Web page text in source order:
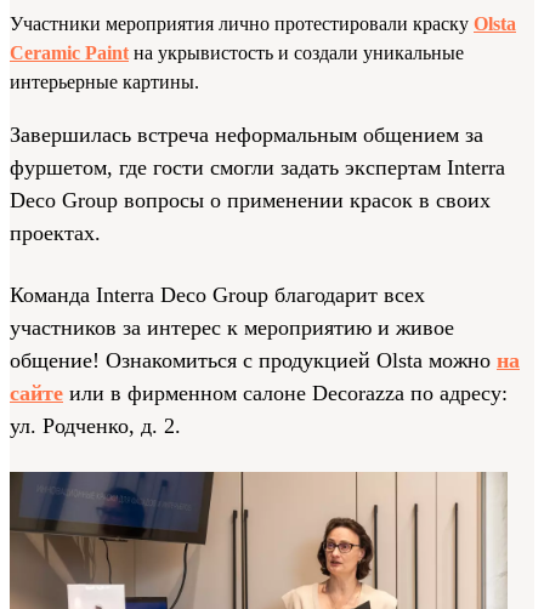
Участники мероприятия лично протестировали краску Olsta
Ceramic Paint на укрывистость и создали уникальные
интерьерные картины.
Завершилась встреча неформальным общением за
фуршетом, где гости смогли задать экспертам Interra
Deco Group вопросы о применении красок в своих
проектах.
Команда Interra Deco Group благодарит всех
участников за интерес к мероприятию и живое
общение! Ознакомиться с продукцией Olsta можно на
сайте или в фирменном салоне Decorazza по адресу:
ул. Родченко, д. 2.